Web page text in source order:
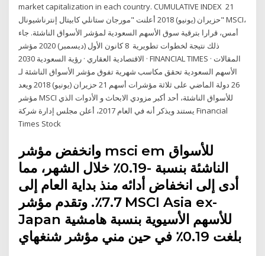
market capitalization in each country. CUMULATIVE INDEX 21
حزيران (يونيو) 2018 أعلنت "مورجان ستانلي كابيتال إنترناشيونال" MSCI،
أمس، قرارا بترقية سوق الأسهم السعودية لمؤشر الأسواق الناشئة. جاء
ذلك نتيجة لخطوات تطويرية 8 كانون الأول (ديسمبر) 2020 مؤشر
الاقتصادية العقاري · رؤية السعودية 2030 · FINANCIAL TIMES · المقالات
الأسهم السعودية تحقق مكاسب شهرية تفوق مؤشر الأسواق الناشئة لـ
26 دولة الماضي على ثلاثة مؤشرات أسهم 21 حزيران (يونيو) 2018 ويعد
مؤشر MSCI للأسواق الناشئة، أحد أكبر مزودي الابحاث و الأدوات الذي
يستند ويذكر أنه في العام 2017، أعلن مجلس إدارة شركة Financial
Times Stock
وانخفض مؤشر msci em للأسواق
الناشئة بنسبة -0.19٪ خلال الشهر، مما
أدى إلى انخفاض أدائه منذ بداية العام إلى
7.7٪. وتقدم مؤشر MSCI Asia ex-
Japan للأسهم الأسيوية بنسبة هامشية
بلغت 0.19٪ في حين مني مؤشر شنغهاي